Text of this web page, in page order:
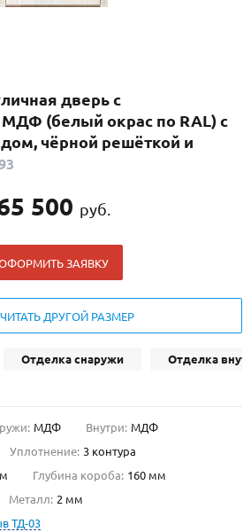
с доставкой и установкой в
дверь с
(белый окрас по RAL) с
чёрной решёткой и
500 руб.
ЗАЯВКУ
ДРУГОЙ РАЗМЕР
Отделка снаружи Отделка
МДФ Внутри: МДФ
Уплотнение: 3 контура
Глубина короба: 160 мм
Металл: 2 мм
ТД-03